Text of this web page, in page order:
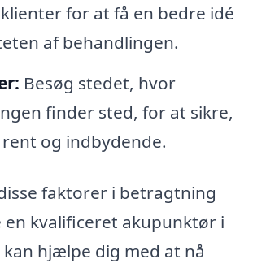
for at få en bedre idé
af behandlingen.
Besøg stedet, hvor
finder sted, for at sikre,
og indbydende.
faktorer i betragtning
en kvalificeret akupunktør i
kan hjælpe dig med at nå